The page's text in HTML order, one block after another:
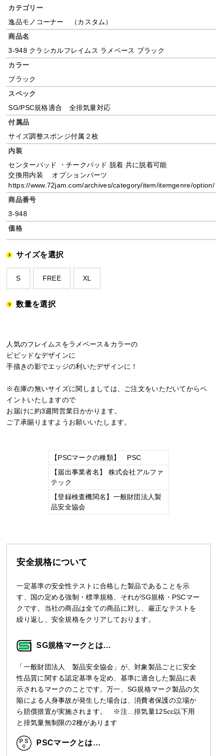
カテゴリー
逸品モノコーナー （カスタム）
商品名
3-948 クラシカルフレイムス ラメベース ブラック
カラー
ブラック
スペック
SG/PSC規格適合 全排気量対応
付属品
サイズ調整スポンジ付属２枚
内装
センターパッド ・チークパッド 脱着 共に脱着可能
交換用内装 オプションパーツ
https://www.72jam.com/archives/category/item/itemgenre/option/
商品番号
3-948
価格
サイズを選択
S FREE XL
数量を選択
人気のフレイムスをラメベース＆カラーの
ビビッドなデザインに
手描きの影でエッジの利いたデザインに！
※在庫の無いサイズに関しましては、ご注文をいただいてからペ
イントいたしますので
お届けに約3週間営業日かかります。
ご了承賜りますようお願いいたします。
【PSCマークの種類】 PSC
【届出事業者名】 株式会社アルファ
テック
【登録検査機関名】一般財団法人製
品安全協会
安全規格について
一定基準の安全性テストに合格した製品であることを示
す、国の定める強制・標準規格、それがSG規格・PSCマー
クです。当社の商品は全ての商品に対し、厳正なテストを
繰り返し、安全規格をクリアしております。
SG規格マークとは…
「一般財団法人 製品安全協会」が、対象製品ごとに安全
性品質に関する認定基準を定め、基準に適合した製品に表
示されるマークのことです。万一、SG規格マーク製品の欠
陥による人身事故が発生した場合は、消費者保護の立場か
ら賠償措置が実施されます。 ※注…排気量125cc以下用
と排気量無制限の2種があります
PSCマークとは…